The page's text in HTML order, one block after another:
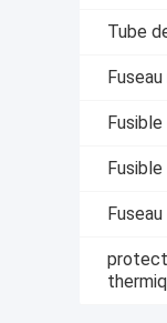
Tube